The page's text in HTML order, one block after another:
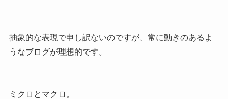
抽象的な表現で申し訳ないのですが、常に動きのあるよ
うなブログが理想的です。
ミクロとマクロ。